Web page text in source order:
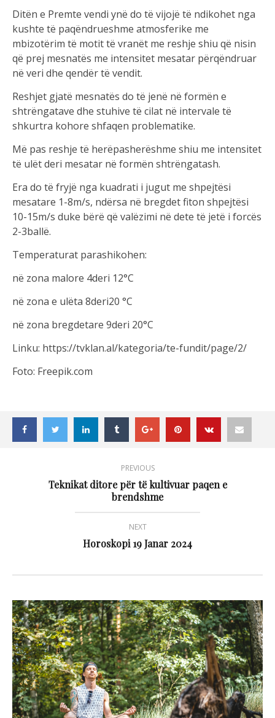
Ditën e Premte vendi ynë do të vijojë të ndikohet nga
kushte të paqëndrueshme atmosferike me
mbizotërim të motit të vranët me reshje shiu që nisin
që prej mesnatës me intensitet mesatar përqëndruar
në veri dhe qendër të vendit.
Reshjet gjatë mesnatës do të jenë në formën e
shtrëngatave dhe stuhive të cilat në intervale të
shkurtra kohore shfaqen problematike.
Më pas reshje të herëpasherëshme shiu me intensitet
të ulët deri mesatar në formën shtrëngatash.
Era do të fryjë nga kuadrati i jugut me shpejtësi
mesatare 1-8m/s, ndërsa në bregdet fiton shpejtësi
10-15m/s duke bërë që valëzimi në dete të jetë i forcës
2-3ballë.
Temperaturat parashikohen:
në zona malore 4deri 12°C
në zona e ulëta 8deri20 °C
në zona bregdetare 9deri 20°C
Linku: https://tvklan.al/kategoria/te-fundit/page/2/
Foto: Freepik.com
PREVIOUS
Teknikat ditore për të kultivuar paqen e
brendshme
NEXT
Horoskopi 19 Janar 2024